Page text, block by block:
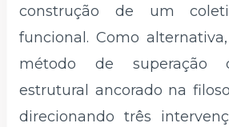
construção de um
funcional. Como
método de superação
estrutural ancorado na
direcionando três